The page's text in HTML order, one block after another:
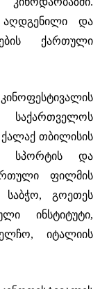
აღდგენილი და
ქართული
თბილისის
სპორტის და
ფილმის
საბჭო, გოეთეს
ინსტიტუტი,
იტალიის